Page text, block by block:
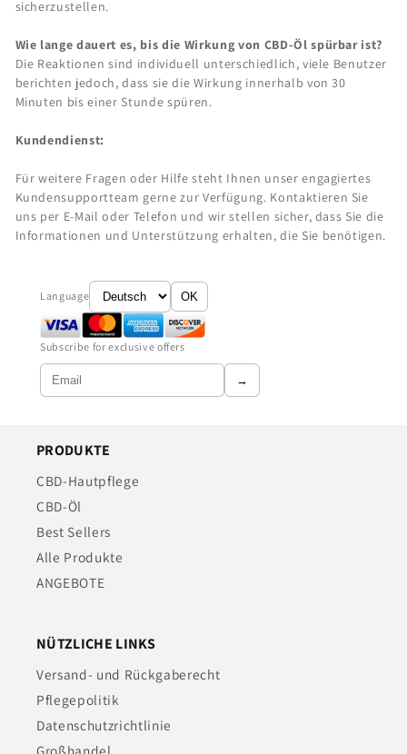
sicherzustellen.
Wie lange dauert es, bis die Wirkung von CBD-Öl spürbar ist?
Die Reaktionen sind individuell unterschiedlich, viele Benutzer
berichten jedoch, dass sie die Wirkung innerhalb von 30
Minuten bis einer Stunde spüren.
Kundendienst:
Für weitere Fragen oder Hilfe steht Ihnen unser engagiertes
Kundensupportteam gerne zur Verfügung. Kontaktieren Sie
uns per E-Mail oder Telefon und wir stellen sicher, dass Sie die
Informationen und Unterstützung erhalten, die Sie benötigen.
Language OK
Subscribe for exclusive offers
→
PRODUKTE
CBD-Hautpflege
CBD-Öl
Best Sellers
Alle Produkte
ANGEBOTE
NÜTZLICHE LINKS
Versand- und Rückgaberecht
Pflegepolitik
Datenschutzrichtlinie
Großhandel